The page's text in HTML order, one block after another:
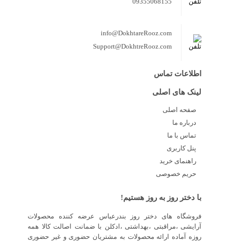
info@DokhtareRooz.com
Support@DokhtreRooz.com
اطلاعات تماس
لینک های اصلی
صفحه اصلی
درباره ما
تماس با ما
پنل کاربری
راهنمای خرید
حریم خصوصی
با دختر روز به روز هستیم!
فروشگاه های دختر روز بندرعباس عرضه کننده محصولات
آرایشی ،مراقبتی ،بهداشتی ،ادکلن با ضمانت اصالت کالا همه
روزه آماده ارائه محصولات به مشتریان حضوری و غیر حضوری